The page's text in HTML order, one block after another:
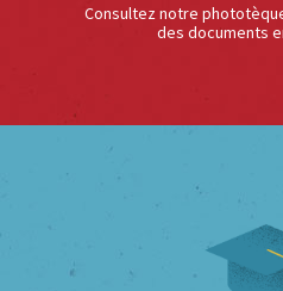
Consultez notre
des documents